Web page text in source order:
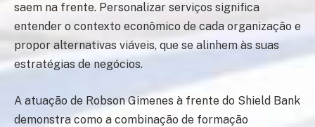
saem na frente. Personalizar serviços significa
entender o contexto econômico de cada organização e
propor alternativas viáveis, que se alinhem às suas
estratégias de negócios.
A atuação de Robson Gimenes à frente do Shield Bank
demonstra como a combinação de formação